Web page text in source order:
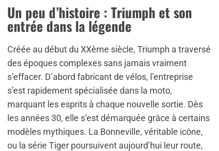
Un peu d’histoire : Triumph et son
entrée dans la légende
Créée au début du XXème siècle, Triumph a traversé
des époques complexes sans jamais vraiment
s’effacer. D’abord fabricant de vélos, l’entreprise
s’est rapidement spécialisée dans la moto,
marquant les esprits à chaque nouvelle sortie. Dès
les années 30, elle s’est démarquée grâce à certains
modèles mythiques. La Bonneville, véritable icône,
ou la série Tiger poursuivent aujourd’hui leur route,